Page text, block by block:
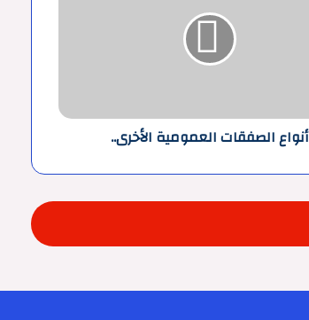
أنواع الصفقات العمومية الأخرى..